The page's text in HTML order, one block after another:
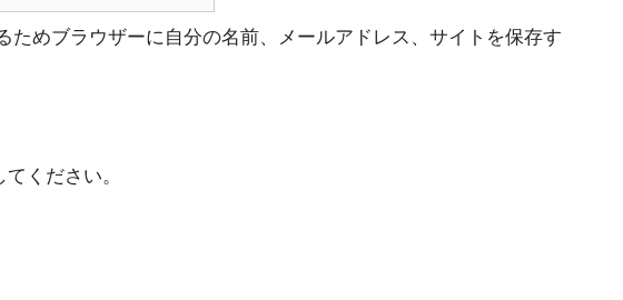
ためブラウザーに自分の名前、メールアドレス、サイトを保存す
ください。